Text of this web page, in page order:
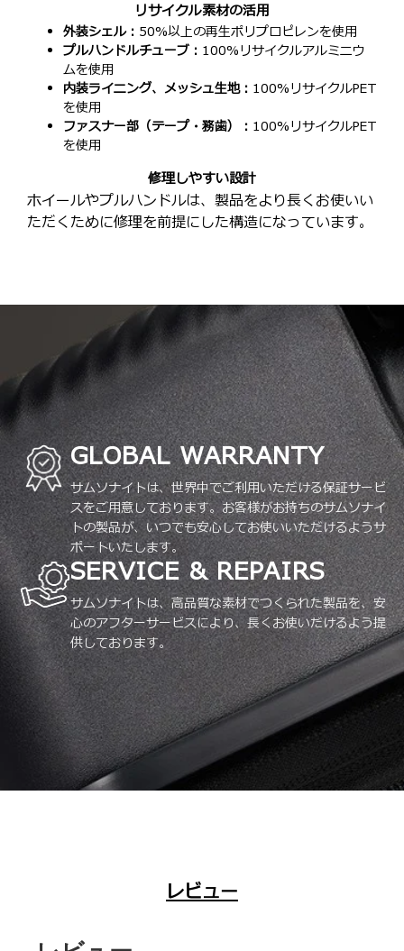
リサイクル素材の活用
外装シェル： 50%以上の再生ポリプロピレンを使用
プルハンドルチューブ： 100%リサイクルアルミニウ
ムを使用
内装ライニング、メッシュ生地： 100%リサイクルPET
を使用
ファスナー部（テープ・務歯）： 100%リサイクルPET
を使用
修理しやすい設計
ホイールやプルハンドルは、製品をより長くお使いい
ただくために修理を前提にした構造になっています。
GLOBAL WARRANTY
サムソナイトは、世界中でご利用いただける保証サービ
スをご用意しております。お客様がお持ちのサムソナイ
トの製品が、いつでも安心してお使いいただけるようサ
ポートいたします。
SERVICE & REPAIRS
サムソナイトは、高品質な素材でつくられた製品を、安
心のアフターサービスにより、長くお使いだけるよう提
供しております。
レビュー